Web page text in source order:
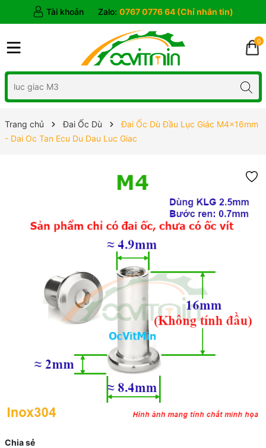
Tài khoản Zalo: 0767 0776 64 (Chỉ nhắn tin)
0
Trang chủ Đai Ốc Dù
Đai Ốc Dù Đầu Lục Giác M4x16mm
- Dai Oc Tan Ecu Du Dau Luc Giac
Chia sẻ